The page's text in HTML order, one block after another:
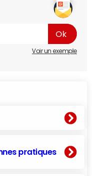
Voir un exemple
pratiques